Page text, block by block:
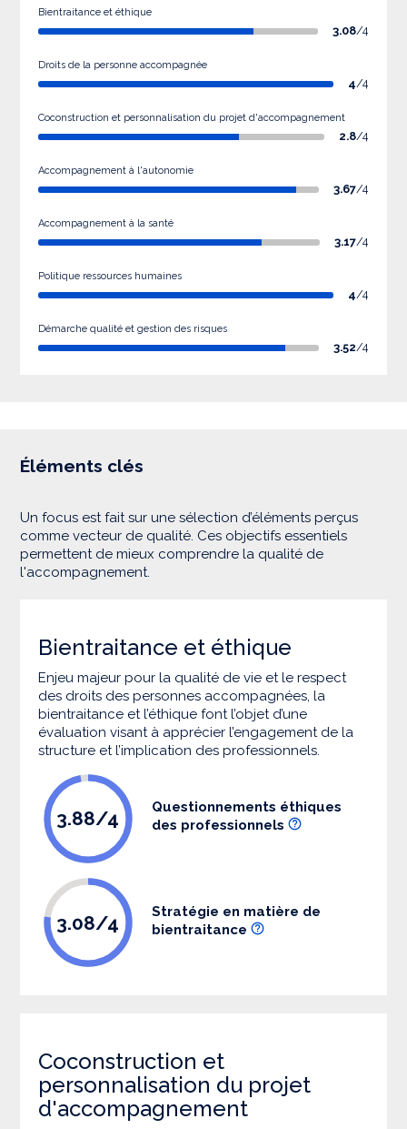
Bientraitance et éthique
3.08/4
Droits de la personne accompagnée
4/4
Coconstruction et personnalisation du projet d'accompagnement
2.8/4
Accompagnement à l'autonomie
3.67/4
Accompagnement à la santé
3.17/4
Politique ressources humaines
4/4
Démarche qualité et gestion des risques
3.52/4
Éléments clés
Un focus est fait sur une sélection d’éléments perçus
comme vecteur de qualité. Ces objectifs essentiels
permettent de mieux comprendre la qualité de
l'accompagnement.
Bientraitance et éthique
Enjeu majeur pour la qualité de vie et le respect
des droits des personnes accompagnées, la
bientraitance et l’éthique font l’objet d’une
évaluation visant à apprécier l’engagement de la
structure et l’implication des professionnels.
3.88/4
Questionnements éthiques
des professionnels
3.08/4
Stratégie en matière de
bientraitance
Coconstruction et
personnalisation du projet
d'accompagnement